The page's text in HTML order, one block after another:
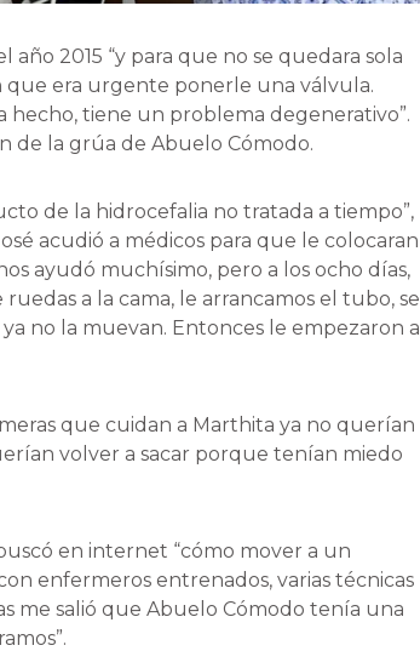
2015 “y para que no se quedara sola
que era urgente ponerle una válvula.
hecho, tiene un problema degenerativo”.
de la grúa de Abuelo Cómodo.
de la hidrocefalia no tratada a tiempo”,
acudió a médicos para que le colocaran
ayudó muchísimo, pero a los ocho días,
a la cama, le arrancamos el tubo, se
no la muevan. Entonces le empezaron a
que cuidan a Marthita ya no querían
volver a sacar porque tenían miedo
en internet “cómo mover a un
enfermeros entrenados, varias técnicas
me salió que Abuelo Cómodo tenía una